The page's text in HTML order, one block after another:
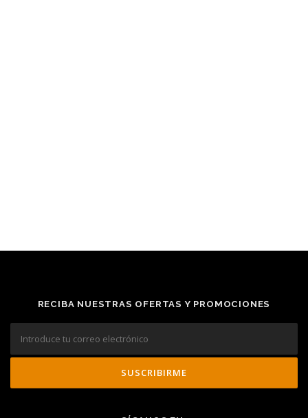
RECIBA NUESTRAS OFERTAS Y PROMOCIONES